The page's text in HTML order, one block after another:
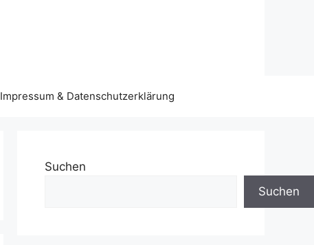
Impressum & Datenschutzerklärung
Suchen
Suchen